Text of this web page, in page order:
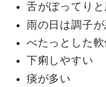
舌がぼってりと
雨の日は調子が
べたっとした軟
下痢しやすい
痰が多い